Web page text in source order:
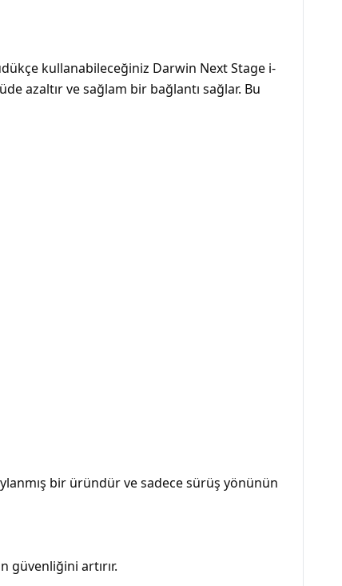
kullanabileceğiniz Darwin Next Stage i-
azaltır ve sağlam bir bağlantı sağlar. Bu
bir üründür ve sadece sürüş yönünün
güvenliğini artırır.